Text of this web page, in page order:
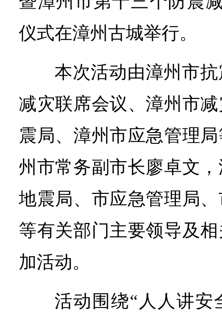
仪式在漳州古城举行。
本次活动由漳州市
减灾联席会议、漳州市
震局、漳州市应急管理
州市常务副市长廖卓文
地震局、市应急管理局
等有关部门主要领导及
加活动。
活动围绕“人人讲